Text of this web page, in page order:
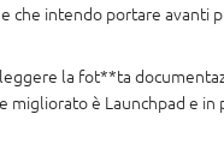
che intendo portare avanti
la fot**ta
migliorato è Launchpad e